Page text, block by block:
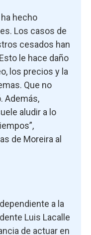
hecho
Los casos de
cesados han
le hace daño
los precios y la
Que no
Además,
aludir a lo
de Moreira al
a la
Luis Lacalle
de actuar en